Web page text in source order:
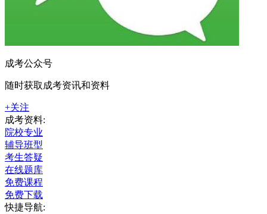
成考公众号
随时获取成考资讯和资料
+关注
成考资料:
院校专业
辅导班型
考生答疑
在线题库
免费课程
免费下载
快捷导航: